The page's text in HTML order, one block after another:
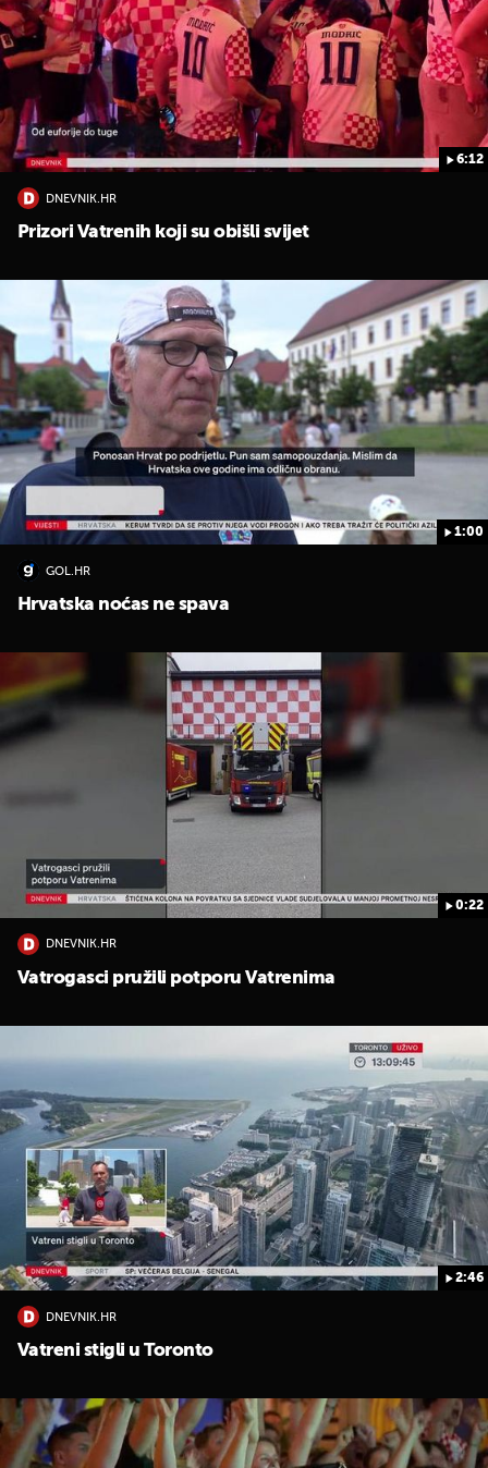
6:12
DNEVNIK.HR
Prizori Vatrenih koji su obišli svijet
1:00
GOL.HR
Hrvatska noćas ne spava
0:22
DNEVNIK.HR
Vatrogasci pružili potporu Vatrenima
2:46
DNEVNIK.HR
Vatreni stigli u Toronto